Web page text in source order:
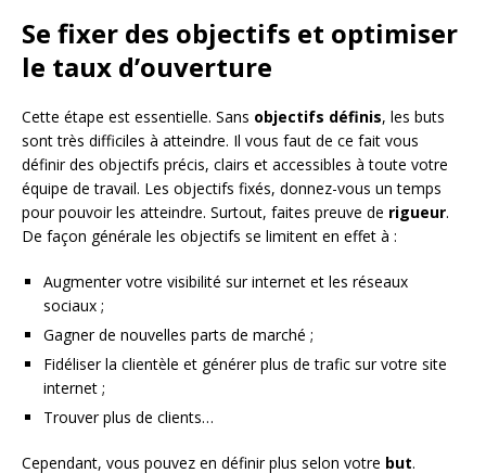
Se fixer des objectifs et optimiser
le taux d’ouverture
Cette étape est essentielle. Sans objectifs définis, les buts
sont très difficiles à atteindre. Il vous faut de ce fait vous
définir des objectifs précis, clairs et accessibles à toute votre
équipe de travail. Les objectifs fixés, donnez-vous un temps
pour pouvoir les atteindre. Surtout, faites preuve de rigueur.
De façon générale les objectifs se limitent en effet à :
Augmenter votre visibilité sur internet et les réseaux
sociaux ;
Gagner de nouvelles parts de marché ;
Fidéliser la clientèle et générer plus de trafic sur votre site
internet ;
Trouver plus de clients…
Cependant, vous pouvez en définir plus selon votre but.